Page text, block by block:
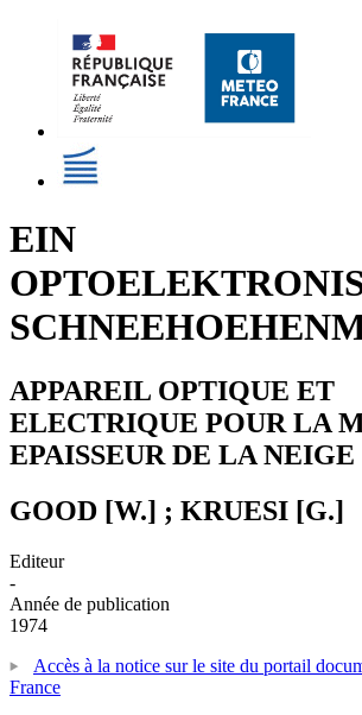
EIN
APPAREIL OPTIQUE ET
ELECTRIQUE POUR LA
EPAISSEUR DE LA NEIGE
GOOD [W.] ; KRUESI [G.]
Editeur
-
Année de publication
1974
Accès à la notice sur le site du portail
France